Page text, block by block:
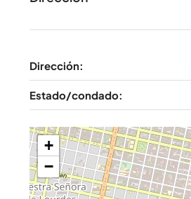
Dirección:
Estado/condado:
+
−